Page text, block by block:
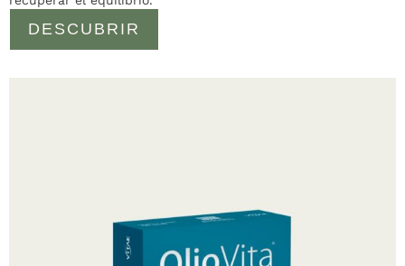
DESCUBRIR